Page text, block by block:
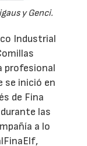
y Genci.
Industrial
profesional
se inició en
de Fina
las
a lo